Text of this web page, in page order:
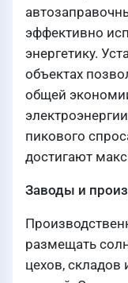
эффективно
энергетику.
объектах
общей
пикового
достигают
Заводы и
размещать
цехов,